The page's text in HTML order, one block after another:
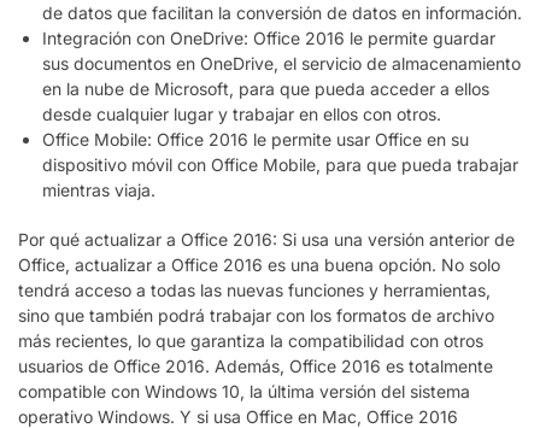
de datos que facilitan la conversión de datos en información.
Integración con OneDrive: Office 2016 le permite guardar
sus documentos en OneDrive, el servicio de almacenamiento
en la nube de Microsoft, para que pueda acceder a ellos
desde cualquier lugar y trabajar en ellos con otros.
Office Mobile: Office 2016 le permite usar Office en su
dispositivo móvil con Office Mobile, para que pueda trabajar
mientras viaja.
Por qué actualizar a Office 2016: Si usa una versión anterior de
Office, actualizar a Office 2016 es una buena opción. No solo
tendrá acceso a todas las nuevas funciones y herramientas,
sino que también podrá trabajar con los formatos de archivo
más recientes, lo que garantiza la compatibilidad con otros
usuarios de Office 2016. Además, Office 2016 es totalmente
compatible con Windows 10, la última versión del sistema
operativo Windows. Y si usa Office en Mac, Office 2016